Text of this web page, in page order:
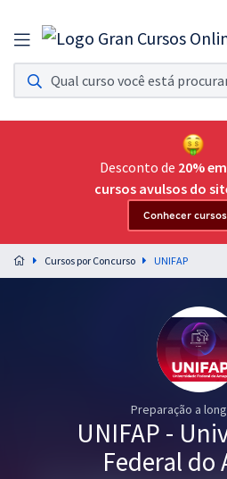
Assinatura Ilimitada 11
Acesso a todos os cursos. Teste grátis por 7
Assinatura OAB Até Passar
Acesso ilimitado a toda preparação para o
Preparação completa e intensiva para as
residências em saúde do Brasil
Desconto de 20%
cursos avulsos do
Conhecer cursos
Cursos por Concurso UNIFAP
Preparação a
UNIFAP -
Federal do